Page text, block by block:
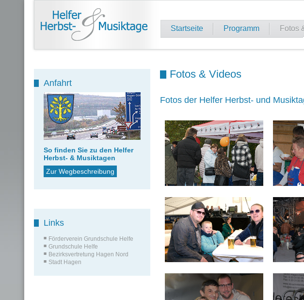
Startseite Programm Fotos
Anfahrt
So finden Sie zu den Helfer
Herbst- & Musiktagen
Zur Wegbeschreibung
Links
Förderverein Grundschule Helfe
Grundschule Helfe
Bezirksvertretung Hagen Nord
Stadt Hagen
Fotos & Videos
Fotos der Helfer Herbst- und